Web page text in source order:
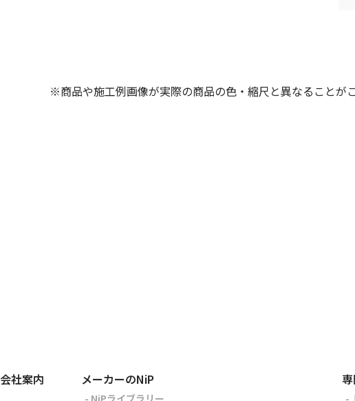
※商品や施工例画像が実際の商品の色・縮尺と異なることが
会社案内 メーカーのNiP
- NiPライブラリー -